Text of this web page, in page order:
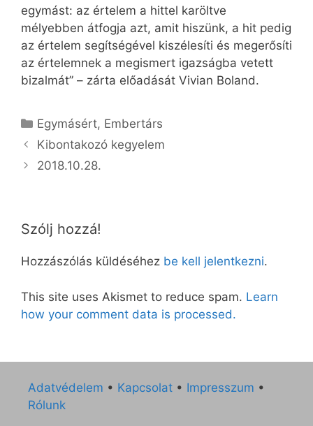
egymást: az értelem a hittel karöltve
mélyebben átfogja azt, amit hiszünk, a hit pedig
az értelem segítségével kiszélesíti és megerősíti
az értelemnek a megismert igazságba vetett
bizalmát” – zárta előadását Vivian Boland.
Kategória
Egymásért, Embertárs
Kibontakozó kegyelem
2018.10.28.
Szólj hozzá!
Hozzászólás küldéséhez be kell jelentkezni.
This site uses Akismet to reduce spam. Learn
how your comment data is processed.
Adatvédelem • Kapcsolat • Impresszum •
Rólunk